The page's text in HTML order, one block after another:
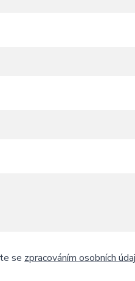
se zpracováním osobních